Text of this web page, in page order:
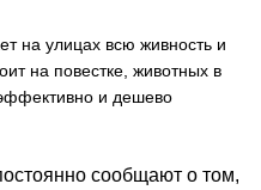
на улицах всю живность и
на повестке, животных в
и дешево
сообщают о том,